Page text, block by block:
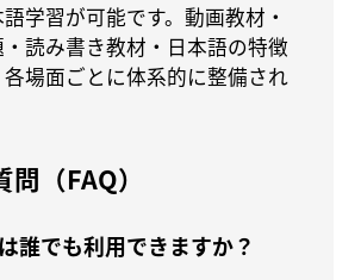
学習が可能です。動画教材・
読み書き教材・日本語の特徴
場面ごとに体系的に整備され
（FAQ）
誰でも利用できますか？